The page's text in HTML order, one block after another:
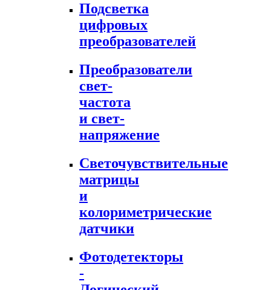
Подсветка
цифровых
преобразователей
Преобразователи
свет-
частота
и свет-
напряжение
Светочувствительные
матрицы
и
колориметрические
датчики
Фотодетекторы
-